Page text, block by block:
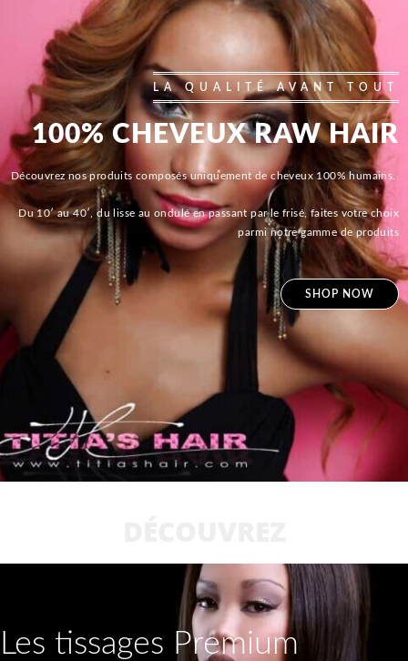
LA QUALITÉ AVANT TOUT
100% CHEVEUX RAW HAIR
Découvrez nos produits composés uniquement de cheveux 100% humains.
Du 10′ au 40′, du lisse au ondulé en passant par le frisé, faites votre choix
parmi notre gamme de produits
SHOP NOW
Les tissages Premium